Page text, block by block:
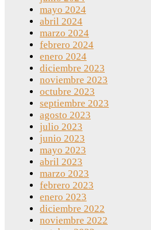
mayo 2024
abril 2024
marzo 2024
febrero 2024
enero 2024
diciembre 2023
noviembre 2023
octubre 2023
septiembre 2023
agosto 2023
julio 2023
junio 2023
mayo 2023
abril 2023
marzo 2023
febrero 2023
enero 2023
diciembre 2022
noviembre 2022